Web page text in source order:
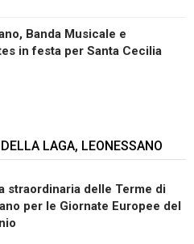
Banda Musicale e
in festa per Santa Cecilia
LAGA, LEONESSANO
straordinaria delle Terme di
per le Giornate Europee del